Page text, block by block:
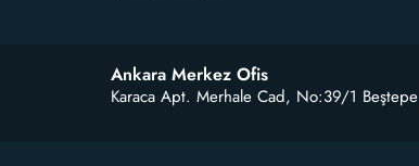
Ankara Merkez Ofis
Karaca Apt. Merhale Cad, No:39/1 Beştepe